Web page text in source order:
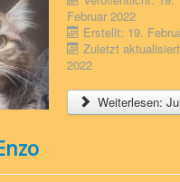
Februar 2022
Erstellt: 19.
Zuletzt
2022
Weiterlesen: